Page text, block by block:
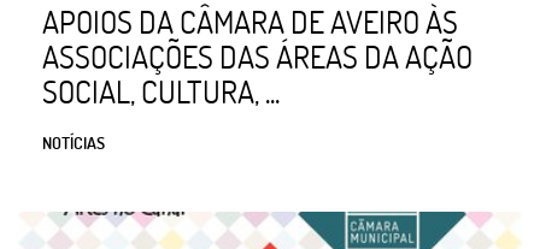
APOIOS DA CÂMARA DE AVEIRO ÀS
ASSOCIAÇÕES DAS ÁREAS DA AÇÃO
SOCIAL, CULTURA, ...
NOTÍCIAS